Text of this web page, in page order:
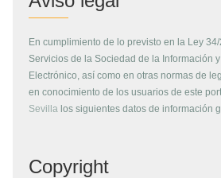
En cumplimiento de lo previsto en la Ley
Servicios de la Sociedad de la Información
Electrónico, así como en otras normas de
en conocimiento de los usuarios de este
Sevilla los siguientes datos de información
Copyright